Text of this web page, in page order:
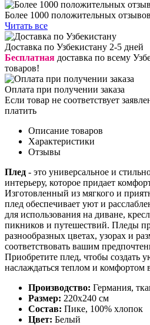
Более 1000 положительных
Читать все
Доставка по Узбекистану 2-5 дней
Бесплатная доставка по всему
товаров!
Оплата при получении заказа
Если товар не соответствует
платить
Описание товаров
Характеристики
Отзывы
Плед - это универсальное и
интерьеру, которое придает
Изготовленный из мягкого и
плед обеспечивает уют и
для использования на диване,
пикников и путешествий. Пледы
разнообразных цветах, узорах и
соответствовать вашим
Приобретите плед, чтобы создать
наслаждаться теплом и комфортом
Производство: Германия,
Размер: 220х240 см
Состав: Пике, 100% хлопок
Цвет: Белый